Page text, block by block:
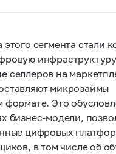
сегмента стали
инфраструктуру
селлеров на
микрозаймы
формате. Это
бизнес-модели,
цифровых
в том числе об